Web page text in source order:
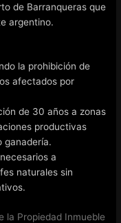
de Barranqueras que
argentino.
la prohibición de
afectados por
de 30 años a zonas
productivas
ganadería.
a
naturales sin
la Propiedad Inmueble